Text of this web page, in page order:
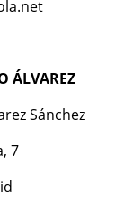
ÁLVAREZ
Sánchez
7